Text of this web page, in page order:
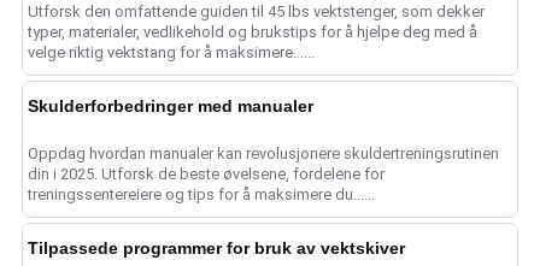
Utforsk den omfattende guiden til 45 lbs vektstenger, som dekker
typer, materialer, vedlikehold og brukstips for å hjelpe deg med å
velge riktig vektstang for å maksimere......
Skulderforbedringer med manualer
Oppdag hvordan manualer kan revolusjonere skuldertreningsrutinen
din i 2025. Utforsk de beste øvelsene, fordelene for
treningssentereiere og tips for å maksimere du......
Tilpassede programmer for bruk av vektskiver